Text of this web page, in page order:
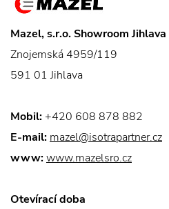
Mazel, s.r.o. Showroom Jihlava
Znojemská 4959/119
591 01 Jihlava
Mobil: +420 608 878 882
E-mail: mazel@isotrapartner.cz
www:www.mazelsro.cz
Otevírací doba